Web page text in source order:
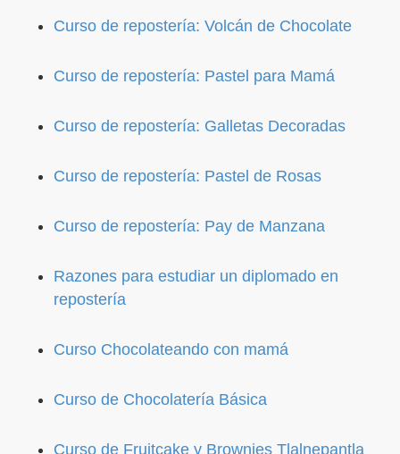
Curso de repostería: Volcán de Chocolate
Curso de repostería: Pastel para Mamá
Curso de repostería: Galletas Decoradas
Curso de repostería: Pastel de Rosas
Curso de repostería: Pay de Manzana
Razones para estudiar un diplomado en
repostería
Curso Chocolateando con mamá
Curso de Chocolatería Básica
Curso de Fruitcake y Brownies Tlalnepantla